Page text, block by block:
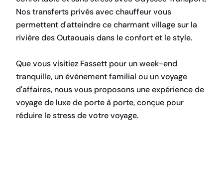
Nos transferts privés avec chauffeur vous
permettent d'atteindre ce charmant village sur la
rivière des Outaouais dans le confort et le style.
Que vous visitiez Fassett pour un week-end
tranquille, un événement familial ou un voyage
d'affaires, nous vous proposons une expérience de
voyage de luxe de porte à porte, conçue pour
réduire le stress de votre voyage.